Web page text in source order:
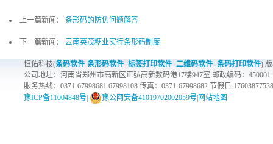
上一篇新闻： 条形码的防伪问题解答
下一篇新闻： 云南英茂糖业实行条形码制度
恒佑科技(条码软件-条形码软件 -标签打印软件 -二维码软件 -条码打印软件)
公司地址：河南省郑州市高新区正弘高新数码港17楼947室 邮政编码：450001
服务热线：0371-67998681 67998108 传真：0371-67998682 节假日:17603877538
豫ICP备11004848号
豫公网安备41019702002059号 网站地图